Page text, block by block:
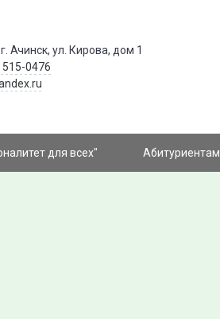
Ачинск, ул. Кирова, дом 1
515-0476
для всех" Абитуриентам